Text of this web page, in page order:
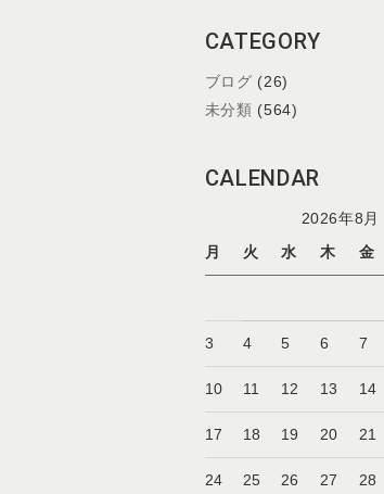
CATEGORY
ブログ (26)
未分類 (564)
CALENDAR
2026年8月
月
火 水 木 金
3 4 5 6 7
10 11 12 13 14
17 18 19 20 21
24 25 26 27 28